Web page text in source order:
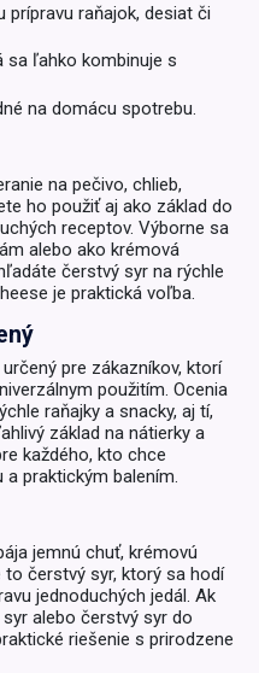
prípravu raňajok, desiat či
sa ľahko kombinuje s
na domácu spotrebu.
na pečivo, chlieb,
ho použiť aj ako základ do
receptov. Výborne sa
alebo ako krémová
čerstvý syr na rýchle
je praktická voľba.
pre zákazníkov, ktorí
použitím. Ocenia
raňajky a snacky, aj tí,
základ na nátierky a
každého, kto chce
praktickým balením.
jemnú chuť, krémovú
čerstvý syr, ktorý sa hodí
jednoduchých jedál. Ak
alebo čerstvý syr do
riešenie s prirodzene